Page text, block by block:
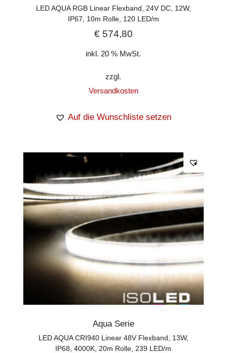
LED AQUA RGB Linear Flexband, 24V DC, 12W,
IP67, 10m Rolle, 120 LED/m
€574,80
inkl. 20 % MwSt.
zzgl.
Versandkosten
Auf die Wunschliste setzen
Aqua Serie
LED AQUA CRI940 Linear 48V Flexband, 13W,
IP68, 4000K, 20m Rolle, 239 LED/m